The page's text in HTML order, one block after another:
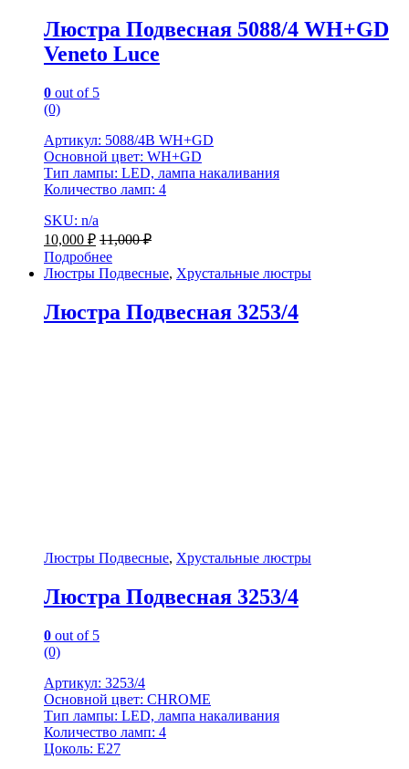
Люстра Подвесная 5088/4 WH+GD
Veneto Luce
0 out of 5
(0)
Артикул: 5088/4B WH+GD
Основной цвет: WH+GD
Тип лампы: LED, лампа накаливания
Количество ламп: 4
SKU: n/a
10,000 ₽ 11,000₽
Подробнее
Люстры Подвесные, Хрустальные люстры
Люстра Подвесная 3253/4
Люстры Подвесные, Хрустальные люстры
Люстра Подвесная 3253/4
0 out of 5
(0)
Артикул: 3253/4
Основной цвет: CHROME
Тип лампы: LED, лампа накаливания
Количество ламп: 4
Цоколь: Е27